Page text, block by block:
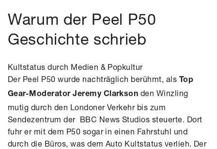
Warum der Peel P50
Geschichte schrieb
Kultstatus durch Medien & Popkultur
Der Peel P50 wurde nachträglich berühmt, als Top
Gear-Moderator Jeremy Clarkson den Winzling
mutig durch den Londoner Verkehr bis zum
Sendezentrum der BBC News Studios steuerte. Dort
fuhr er mit dem P50 sogar in einen Fahrstuhl und
durch die Büros, was dem Auto Kultstatus verlieh. Der